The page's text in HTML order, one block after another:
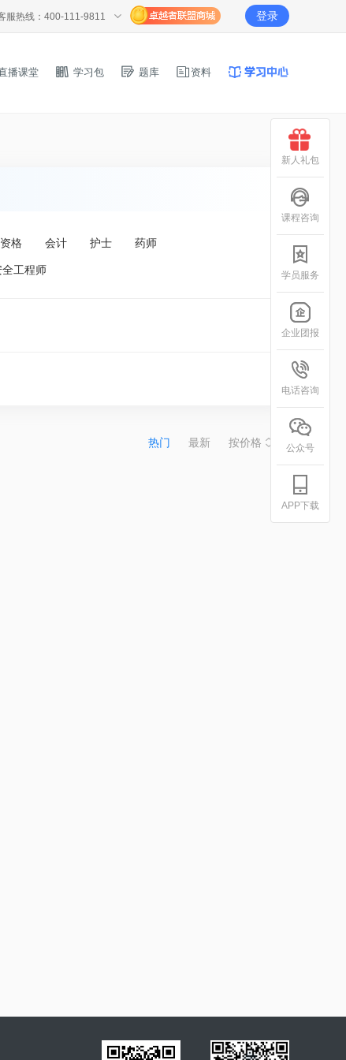
服热线：400-111-9811 登录
播课堂 学习包 题库 资料
格 会计 护士 药师
工程师
热门 最新 按价格
新人礼包
课程咨询
学员服务
企业团报
电话咨询
公众号
APP下载